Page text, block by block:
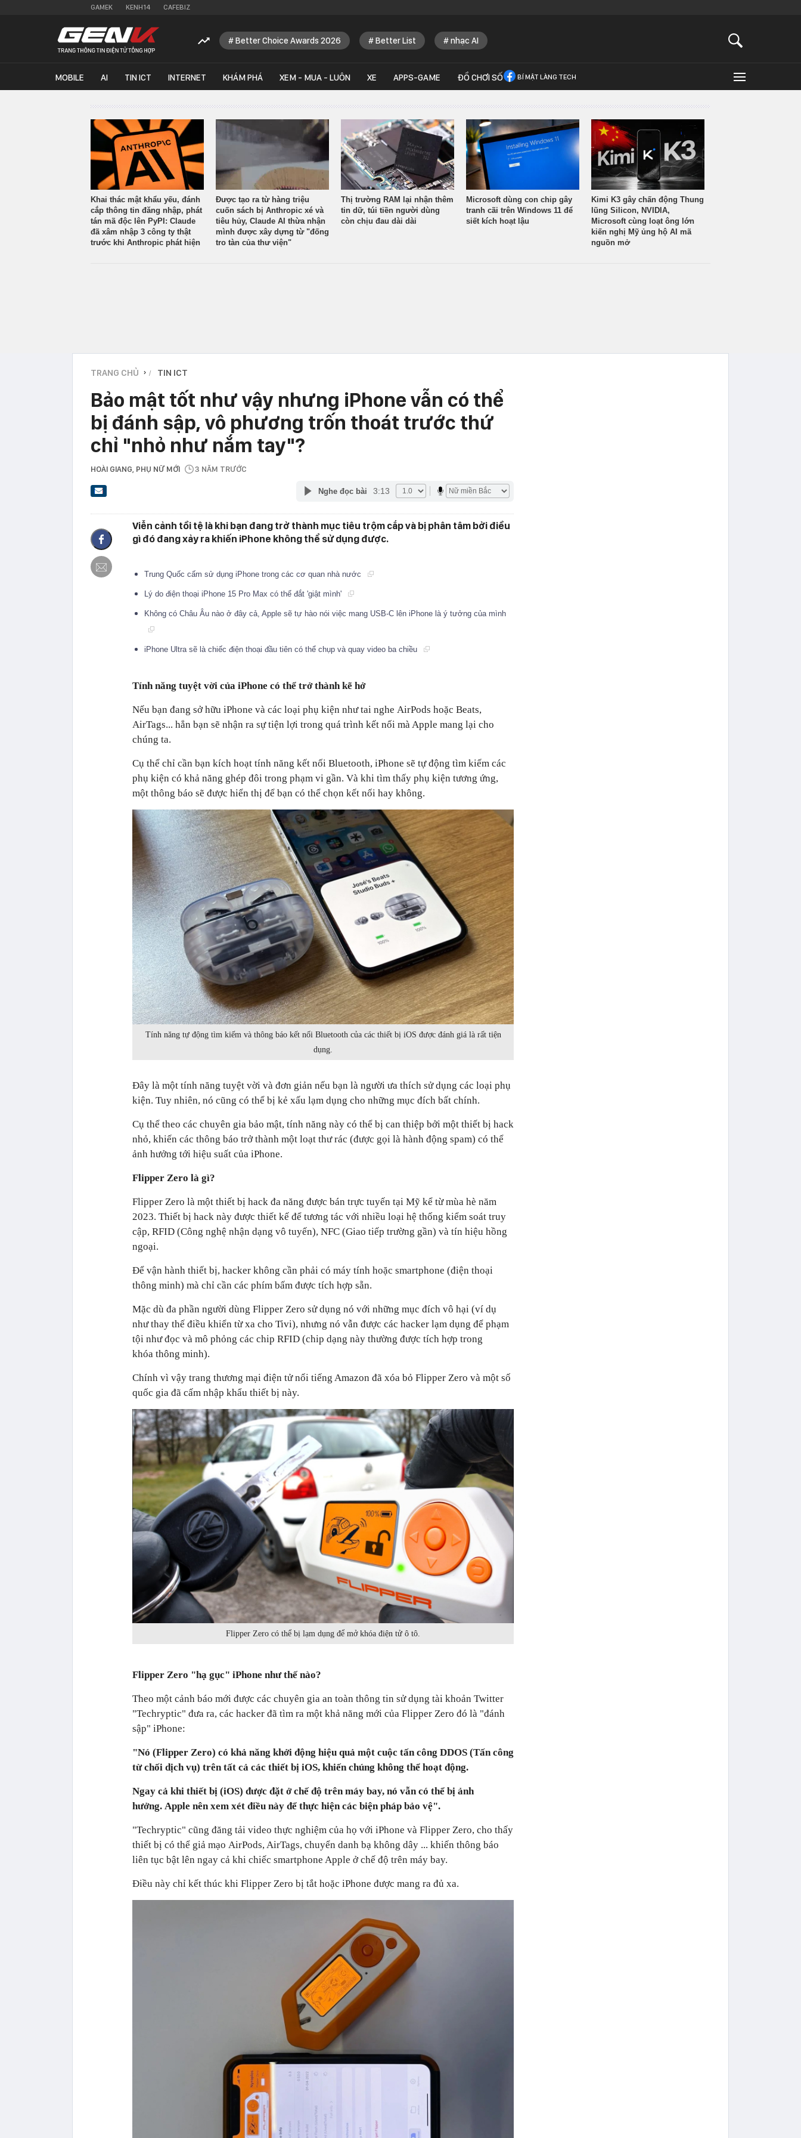
GAMEK KENH14 CAFEBIZ
Better Choice Awards 2026 Better List nhạc AI
MOBILE AI TIN ICT INTERNET KHÁM PHÁ XEM - MUA - LUÔN XE APPS-GAME ĐỒ CHƠI SỐ BÍ MẬT LÀNG TECH
Khai thác mật khẩu yếu, đánh
cắp thông tin đăng nhập, phát
tán mã độc lên PyPI: Claude
đã xâm nhập 3 công ty thật
trước khi Anthropic phát hiện
Được tạo ra từ hàng triệu
cuốn sách bị Anthropic xé và
tiêu hủy, Claude AI thừa nhận
mình được xây dựng từ "đống
tro tàn của thư viện"
Thị trường RAM lại nhận thêm
tin dữ, túi tiền người dùng
còn chịu đau dài dài
Microsoft dùng con chip gây
tranh cãi trên Windows 11 để
siết kích hoạt lậu
Kimi K3 gây chấn động Thung
lũng Silicon, NVIDIA,
Microsoft cùng loạt ông lớn
kiến nghị Mỹ ủng hộ AI mã
nguồn mở
TRANG CHỦ › TIN ICT
Bảo mật tốt như vậy nhưng iPhone vẫn có thể
bị đánh sập, vô phương trốn thoát trước thứ
chỉ "nhỏ như nắm tay"?
HOÀI GIANG , PHỤ NỮ MỚI 3 NĂM TRƯỚC
Nghe đọc bài 3:13
Viễn cảnh tồi tệ là khi bạn đang trở thành mục tiêu trộm cắp và bị phân tâm bởi điều
gì đó đang xảy ra khiến iPhone không thể sử dụng được.
Trung Quốc cấm sử dụng iPhone trong các cơ quan nhà nước
Lý do điện thoại iPhone 15 Pro Max có thể đắt 'giật mình'
Không có Châu Âu nào ở đây cả, Apple sẽ tự hào nói việc mang USB-C lên iPhone là ý tưởng của mình
iPhone Ultra sẽ là chiếc điện thoại đầu tiên có thể chụp và quay video ba chiều
Tính năng tuyệt vời của iPhone có thể trở thành kẽ hở
Nếu bạn đang sở hữu iPhone và các loại phụ kiện như tai nghe AirPods hoặc Beats,
AirTags... hẳn bạn sẽ nhận ra sự tiện lợi trong quá trình kết nối mà Apple mang lại cho
chúng ta.
Cụ thể chỉ cần bạn kích hoạt tính năng kết nối Bluetooth, iPhone sẽ tự động tìm kiếm các
phụ kiện có khả năng ghép đôi trong phạm vi gần. Và khi tìm thấy phụ kiện tương ứng,
một thông báo sẽ được hiển thị để bạn có thể chọn kết nối hay không.
Tính năng tự động tìm kiếm và thông báo kết nối Bluetooth của các thiết bị iOS được đánh giá là rất tiện
dụng.
Đây là một tính năng tuyệt vời và đơn giản nếu bạn là người ưa thích sử dụng các loại phụ
kiện. Tuy nhiên, nó cũng có thể bị kẻ xấu lạm dụng cho những mục đích bất chính.
Cụ thể theo các chuyên gia bảo mật, tính năng này có thể bị can thiệp bởi một thiết bị hack
nhỏ, khiến các thông báo trở thành một loạt thư rác (được gọi là hành động spam) có thể
ảnh hưởng tới hiệu suất của iPhone.
Flipper Zero là gì?
Flipper Zero là một thiết bị hack đa năng được bán trực tuyến tại Mỹ kể từ mùa hè năm
2023. Thiết bị hack này được thiết kế để tương tác với nhiều loại hệ thống kiểm soát truy
cập, RFID (Công nghệ nhận dạng vô tuyến), NFC (Giao tiếp trường gần) và tín hiệu hồng
ngoại.
Để vận hành thiết bị, hacker không cần phải có máy tính hoặc smartphone (điện thoại
thông minh) mà chỉ cần các phím bấm được tích hợp sẵn.
Mặc dù đa phần người dùng Flipper Zero sử dụng nó với những mục đích vô hại (ví dụ
như thay thế điều khiển từ xa cho Tivi), nhưng nó vẫn được các hacker lạm dụng để phạm
tội như đọc và mô phỏng các chip RFID (chip dạng này thường được tích hợp trong
khóa thông minh).
Chính vì vậy trang thương mại điện tử nổi tiếng Amazon đã xóa bỏ Flipper Zero và một số
quốc gia đã cấm nhập khẩu thiết bị này.
Flipper Zero có thể bị lạm dụng để mở khóa điện tử ô tô.
Flipper Zero "hạ gục" iPhone như thế nào?
Theo một cảnh báo mới được các chuyên gia an toàn thông tin sử dụng tài khoản Twitter
"Techryptic" đưa ra, các hacker đã tìm ra một khả năng mới của Flipper Zero đó là "đánh
sập" iPhone:
"Nó (Flipper Zero) có khả năng khởi động hiệu quả một cuộc tấn công DDOS (Tấn công
từ chối dịch vụ) trên tất cả các thiết bị iOS, khiến chúng không thể hoạt động.
Ngay cả khi thiết bị (iOS) được đặt ở chế độ trên máy bay, nó vẫn có thể bị ảnh
hưởng. Apple nên xem xét điều này để thực hiện các biện pháp bảo vệ".
"Techryptic" cũng đăng tải video thực nghiệm của họ với iPhone và Flipper Zero, cho thấy
thiết bị có thể giả mạo AirPods, AirTags, chuyển danh bạ không dây ... khiến thông báo
liên tục bật lên ngay cả khi chiếc smartphone Apple ở chế độ trên máy bay.
Điều này chỉ kết thúc khi Flipper Zero bị tắt hoặc iPhone được mang ra đủ xa.